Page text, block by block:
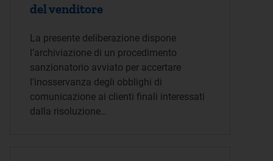
del venditore
La presente deliberazione dispone
l’archiviazione di un procedimento
sanzionatorio avviato per accertare
l’inosservanza degli obblighi di
comunicazione ai clienti finali interessati
dalla risoluzione…